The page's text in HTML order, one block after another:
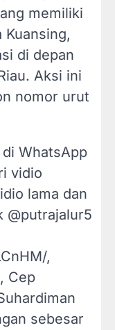
memiliki
Kuansing,
di depan
Aksi ini
nomor urut
WhatsApp
vidio
lama dan
@putrajalur5
,
Cep
sebesar